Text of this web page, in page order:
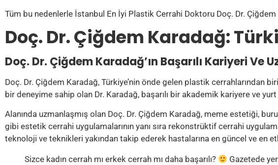
Tüm bu nedenlerle İstanbul En İyi Plastik Cerrahi Doktoru Doç. Dr.
Doç. Dr. Çiğdem Karadağ:
Doç. Dr. Çiğdem Karadağ’ın Başarılı Kariyeri Ve
Doç. Dr. Çiğdem Karadağ, Türkiye’nin önde gelen plastik
bir deneyime sahip olan Dr. Karadağ, başarılı bir akademik kariyere ve
Alanında uzmanlaşmış olan Doç. Dr. Çiğdem Karadağ, meme estetiği,
gibi estetik cerrahi uygulamalarının yanı sıra rekonstrüktif cerrahi
teknoloji ve teknikleri yakından takip ederek hastalarına en güncel ve en
Sizce kadın cerrah mı erkek cerrah mı daha başarılı? Gazetede